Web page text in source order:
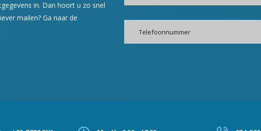
in. Dan hoort u zo snel
mailen? Ga naar de